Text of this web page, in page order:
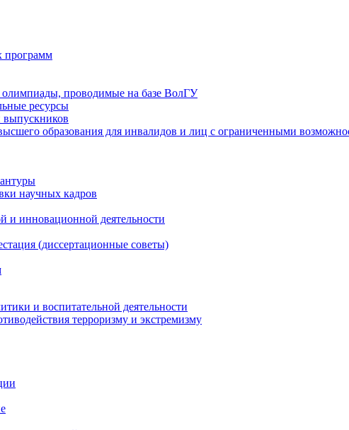
программ
олимпиады, проводимые на базе ВолГУ
ресурсы
выпускников
образования для инвалидов и лиц с ограниченными
научных кадров
и инновационной деятельности
(диссертационные советы)
и воспитательной деятельности
терроризму и экстремизму